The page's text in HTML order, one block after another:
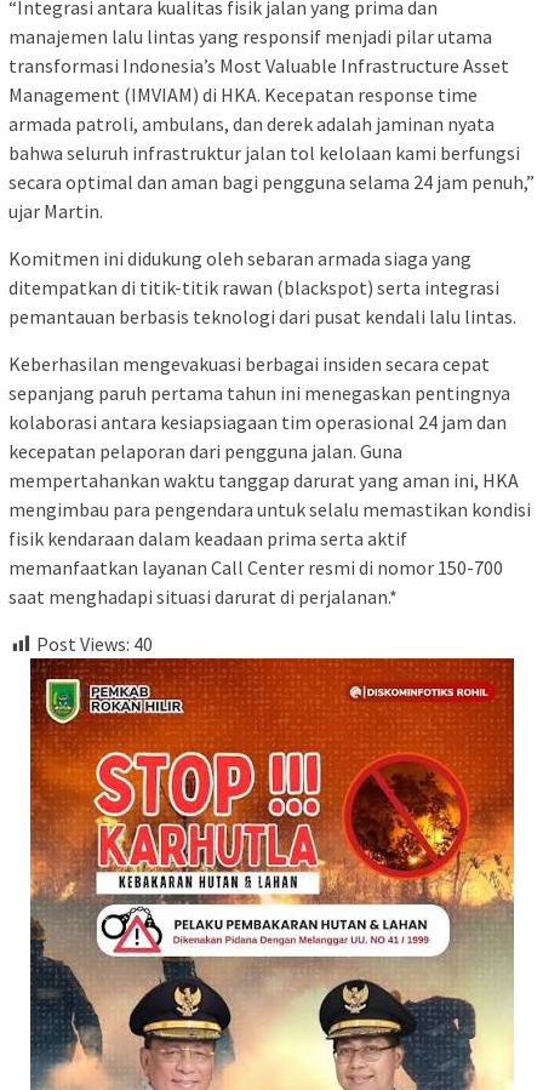
“Integrasi antara kualitas fisik jalan yang prima dan
manajemen lalu lintas yang responsif menjadi pilar utama
transformasi Indonesia’s Most Valuable Infrastructure Asset
Management (IMVIAM) di HKA. Kecepatan response time
armada patroli, ambulans, dan derek adalah jaminan nyata
bahwa seluruh infrastruktur jalan tol kelolaan kami berfungsi
secara optimal dan aman bagi pengguna selama 24 jam penuh,”
ujar Martin.
Komitmen ini didukung oleh sebaran armada siaga yang
ditempatkan di titik-titik rawan (blackspot) serta integrasi
pemantauan berbasis teknologi dari pusat kendali lalu lintas.
Keberhasilan mengevakuasi berbagai insiden secara cepat
sepanjang paruh pertama tahun ini menegaskan pentingnya
kolaborasi antara kesiapsiagaan tim operasional 24 jam dan
kecepatan pelaporan dari pengguna jalan. Guna
mempertahankan waktu tanggap darurat yang aman ini, HKA
mengimbau para pengendara untuk selalu memastikan kondisi
fisik kendaraan dalam keadaan prima serta aktif
memanfaatkan layanan Call Center resmi di nomor 150-700
saat menghadapi situasi darurat di perjalanan.*
Post Views: 40